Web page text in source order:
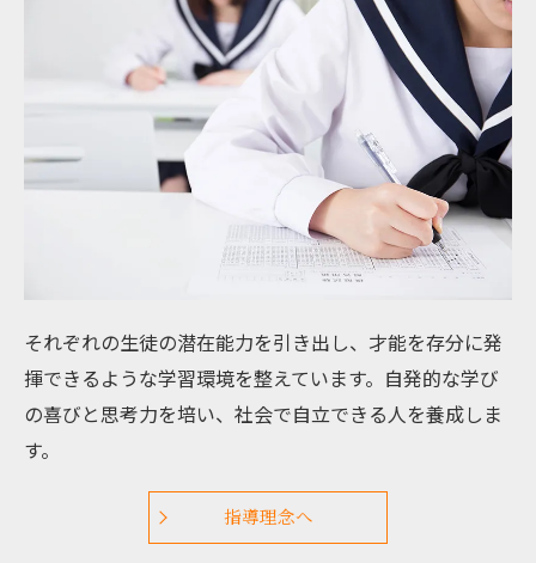
それぞれの生徒の潜在能力を引き出し、才能を存分に発
揮できるような学習環境を整えています。自発的な学び
の喜びと思考力を培い、社会で自立できる人を養成しま
す。
指導理念へ